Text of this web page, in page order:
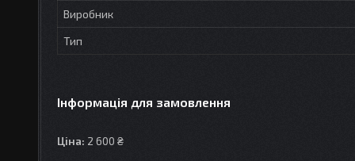
Виробник
Тип
Інформація для замовлення
Ціна: 2 600 ₴